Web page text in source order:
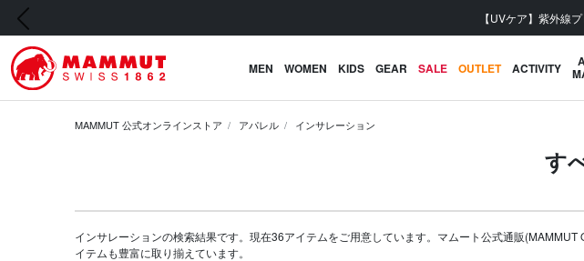
会員登録で【
前の画像
MEN WOMEN KIDS GEAR SALE OUTLET ACTIVITY
MAMMUT 公式オンラインストア アパレル インサレーション
す
インサレーションの検索結果です。現在36アイテムをご用意しています。マムート公式通販(MAMMUT
イテムも豊富に取り揃えています。